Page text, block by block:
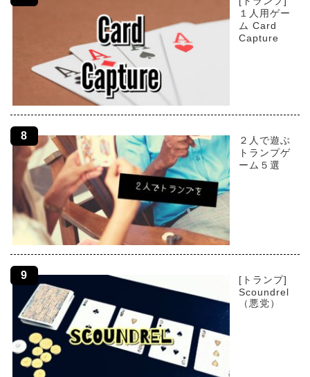
１人用ゲー
ム Card
Capture
２人で遊ぶ
トランプゲ
ーム５選
[トランプ]
Scoundrel
（悪党）